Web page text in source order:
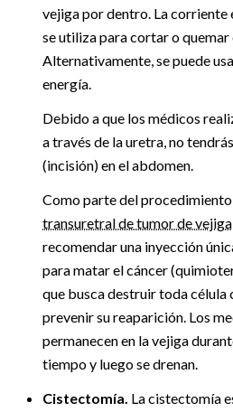
vejiga por dentro. La corriente
se utiliza para cortar o quemar
Alternativamente, se puede
energía.
Debido a que los médicos
a través de la uretra, no
(incisión) en el abdomen.
Como parte del
transuretral de tumor de vejiga
recomendar una inyección
para matar el cáncer
que busca destruir toda célula
prevenir su reaparición. Los
permanecen en la vejiga
tiempo y luego se drenan.
Cistectomía. La cistectomía